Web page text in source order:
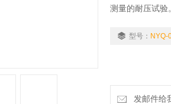
测量的耐压试验。
型号： NYQ-
发邮件给